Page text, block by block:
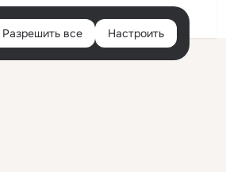
Войти
Разрешить все Настроить